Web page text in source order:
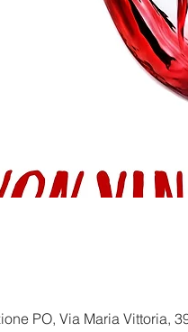
PO, Via Maria Vittoria,